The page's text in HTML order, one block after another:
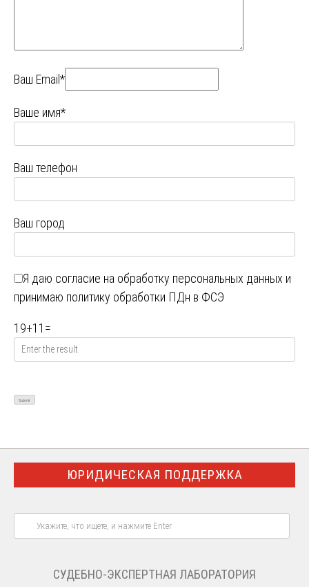
Ваш Email*
Ваше имя*
Ваш телефон
Ваш город
Я даю согласие на обработку персональных данных и
принимаю политику обработки ПДн в ФСЭ
19+11 =
ЮРИДИЧЕСКАЯ ПОДДЕРЖКА
СУДЕБНО-ЭКСПЕРТНАЯ ЛАБОРАТОРИЯ